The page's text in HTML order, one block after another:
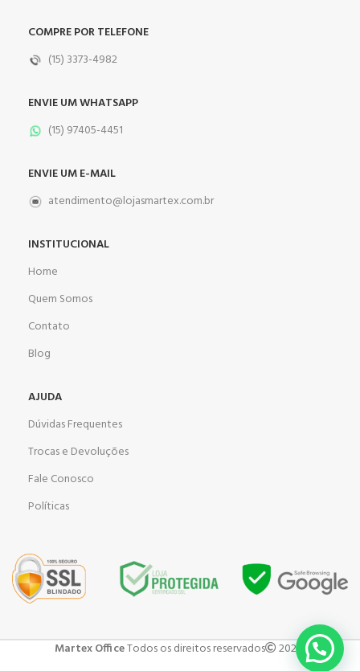
COMPRE POR TELEFONE
(15) 3373-4982
ENVIE UM WHATSAPP
(15) 97405-4451
ENVIE UM E-MAIL
atendimento@lojasmartex.com.br
INSTITUCIONAL
Home
Quem Somos
Contato
Blog
AJUDA
Dúvidas Frequentes
Trocas e Devoluções
Fale Conosco
Políticas
Martex OfficeTodos os direitos reservados 2023 .